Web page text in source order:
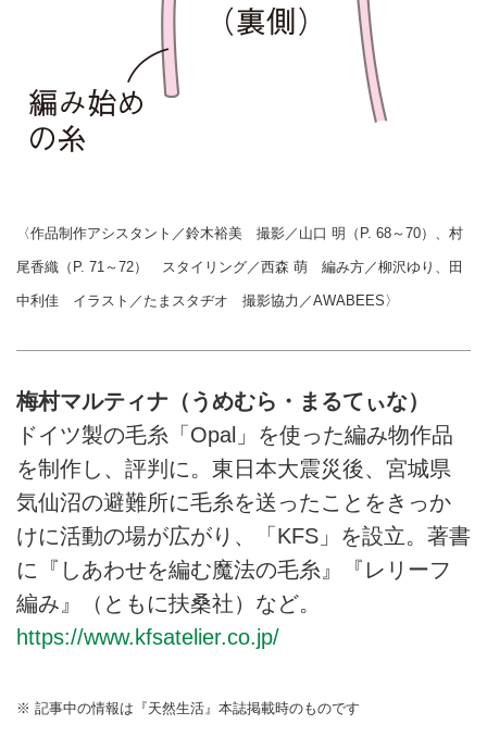
〈作品制作アシスタント／鈴木裕美 撮影／山口 明（P. 68～70）、村
尾香織（P. 71～72） スタイリング／西森 萌 編み方／柳沢ゆり、田
中利佳 イラスト／たまスタヂオ 撮影協力／AWABEES〉
梅村マルティナ（うめむら・まるてぃな）
ドイツ製の毛糸「Opal」を使った編み物作品
を制作し、評判に。東日本大震災後、宮城県
気仙沼の避難所に毛糸を送ったことをきっか
けに活動の場が広がり、「KFS」を設立。著書
に『しあわせを編む魔法の毛糸』『レリーフ
編み』（ともに扶桑社）など。
https://www.kfsatelier.co.jp/
※ 記事中の情報は『天然生活』本誌掲載時のものです